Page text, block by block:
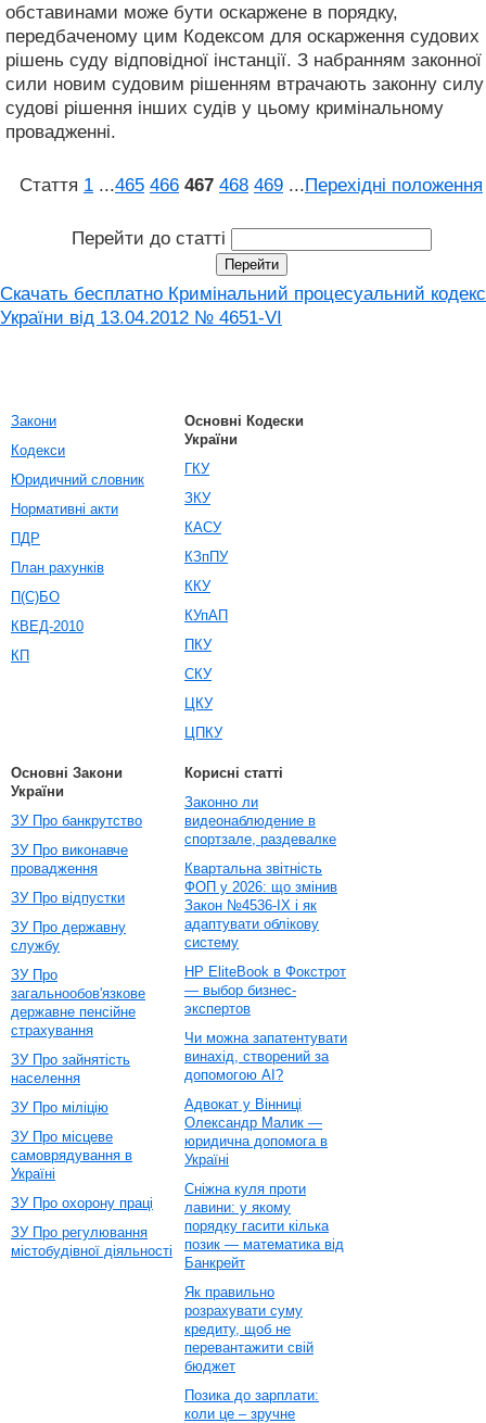
обставинами може бути оскаржене в порядку,
передбаченому цим Кодексом для оскарження судових
рішень суду відповідної інстанції. З набранням законної
сили новим судовим рішенням втрачають законну силу
судові рішення інших судів у цьому кримінальному
провадженні.
Стаття 1 ...465 466 467 468 469 ...Перехідні положення
Перейти до статті
Скачать бесплатно Кримінальний процесуальний кодекс
України від 13.04.2012 № 4651-VI
Закони
Кодекси
Юридичний словник
Нормативні акти
ПДР
План рахунків
П(С)БО
КВЕД-2010
КП
Основні Кодески
України
ГКУ
ЗКУ
КАСУ
КЗпПУ
ККУ
КУпАП
ПКУ
СКУ
ЦКУ
ЦПКУ
Основні Закони
України
ЗУ Про банкрутство
ЗУ Про виконавче
провадження
ЗУ Про відпустки
ЗУ Про державну
службу
ЗУ Про
загальнообов'язкове
державне пенсійне
страхування
ЗУ Про зайнятість
населення
ЗУ Про міліцію
ЗУ Про місцеве
самоврядування в
Україні
ЗУ Про охорону праці
ЗУ Про регулювання
містобудівної діяльності
Корисні статті
Законно ли
видеонаблюдение в
спортзале, раздевалке
Квартальна звітність
ФОП у 2026: що змінив
Закон №4536-IX і як
адаптувати облікову
систему
HP EliteBook в Фокстрот
— выбор бизнес-
экспертов
Чи можна запатентувати
винахід, створений за
допомогою AI?
Адвокат у Вінниці
Олександр Малик —
юридична допомога в
Україні
Сніжна куля проти
лавини: у якому
порядку гасити кілька
позик — математика від
Банкрейт
Як правильно
розрахувати суму
кредиту, щоб не
перевантажити свій
бюджет
Позика до зарплати:
коли це – зручне